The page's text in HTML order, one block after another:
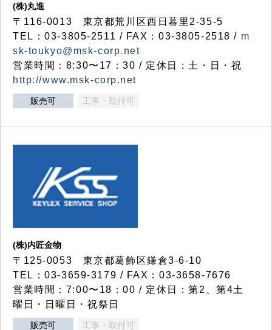
(株)丸進
〒116-0013 東京都荒川区西日暮里2-35-5
TEL：03-3805-2511 / FAX：03-3805-2518 / m
sk-toukyo@msk-corp.net
営業時間：8:30〜17：30 / 定休日：土・日・祝
http://www.msk-corp.net
販売可 工事・取付可
(株)内匠金物
〒125-0053 東京都葛飾区鎌倉3-6-10
TEL：03-3659-3179 / FAX：03-3658-7676
営業時間：7:00〜18：00 / 定休日：第2、第4土
曜日・日曜日・祝祭日
販売可 工事・取付可